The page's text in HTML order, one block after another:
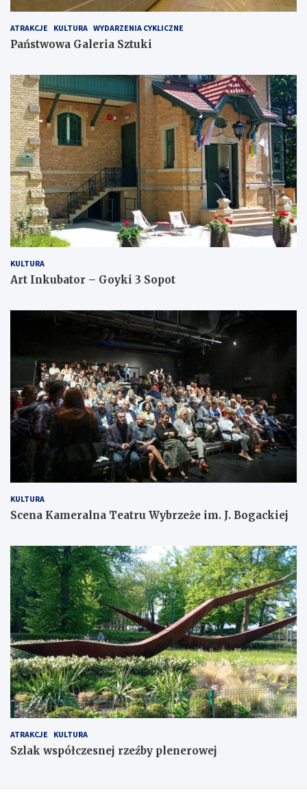
ATRAKCJE KULTURA WYDARZENIA CYKLICZNE
Państwowa Galeria Sztuki
KULTURA
Art Inkubator – Goyki 3 Sopot
KULTURA
Scena Kameralna Teatru Wybrzeże im. J. Bogackiej
ATRAKCJE KULTURA
Szlak współczesnej rzeźby plenerowej